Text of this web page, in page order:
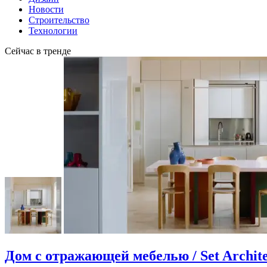
Новости
Строительство
Технологии
Сейчас в тренде
Дом с отражающей мебелью / Set